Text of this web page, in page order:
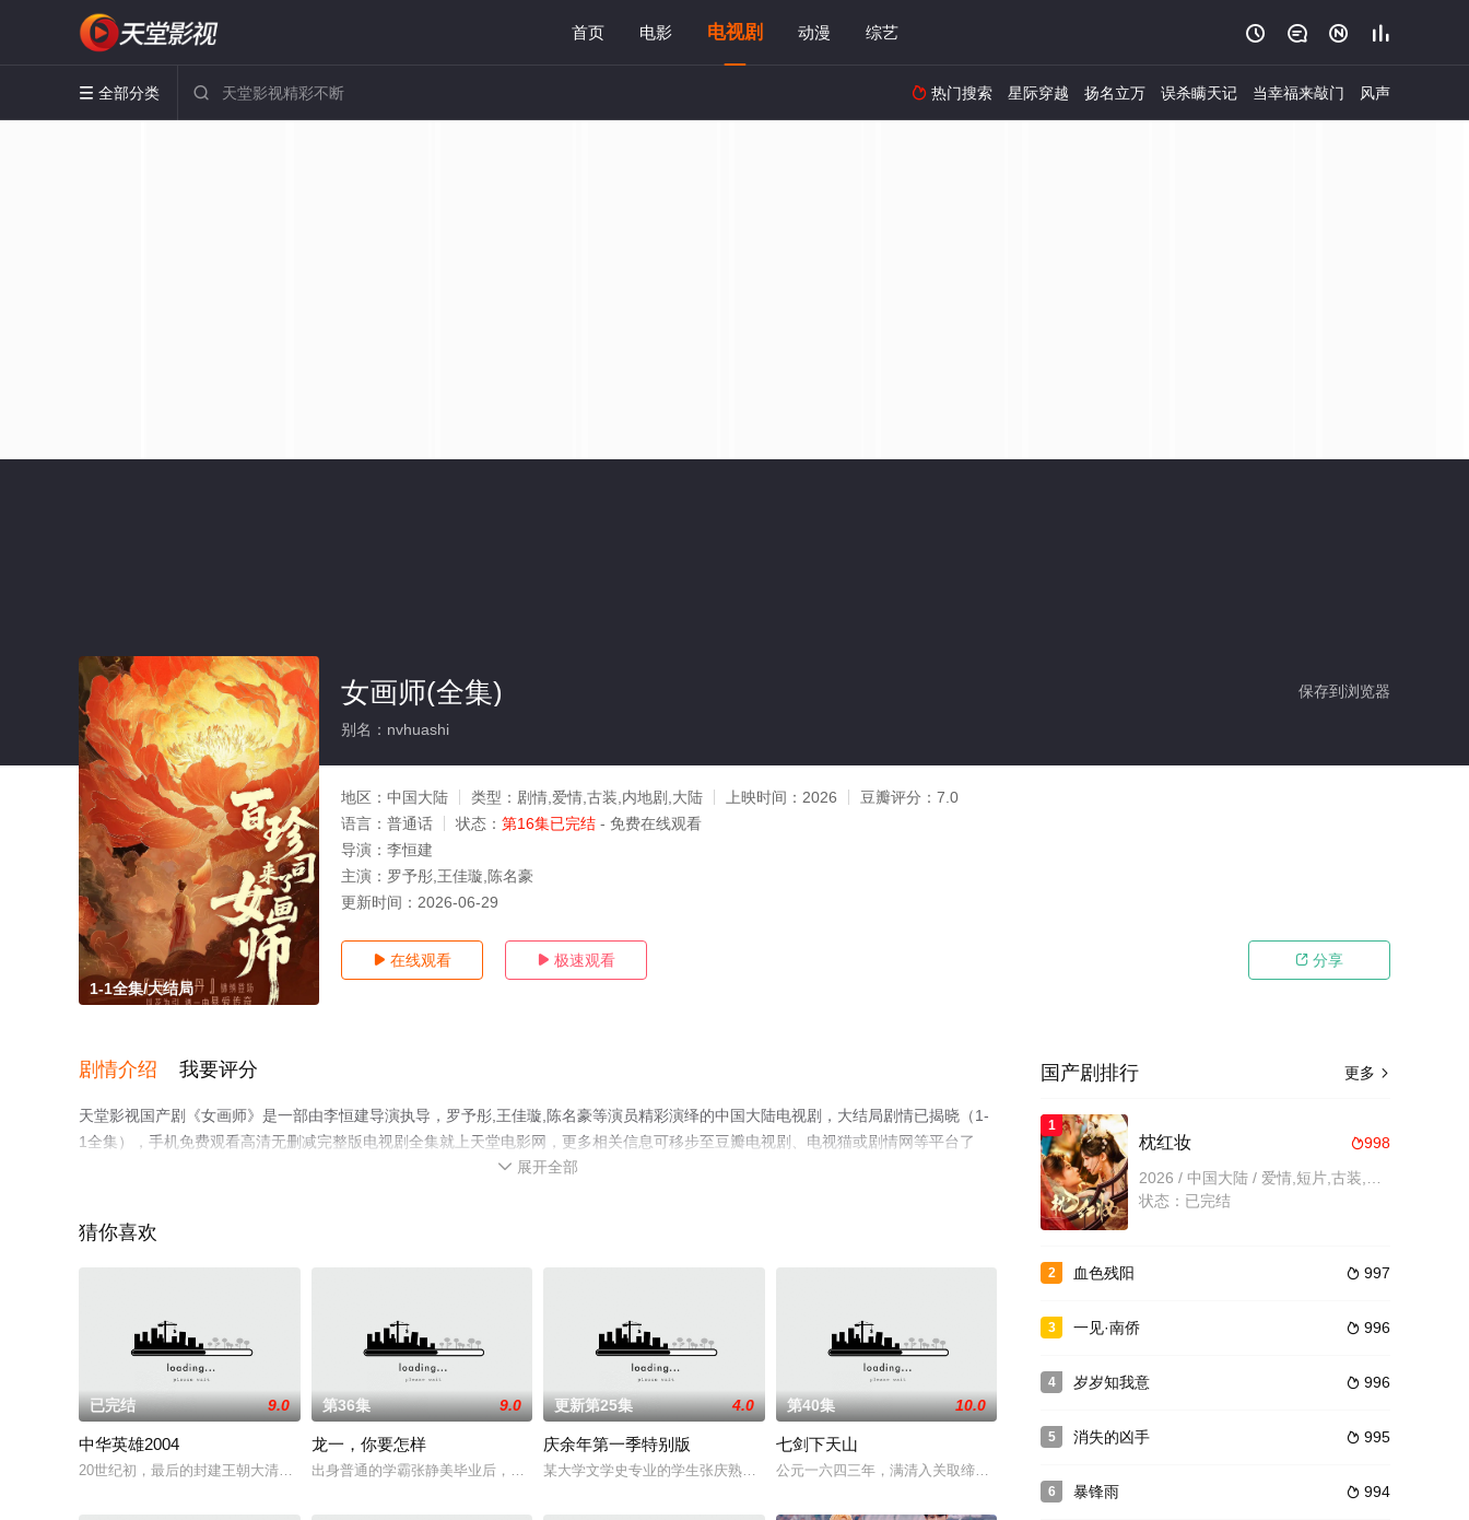
首页 电影 电视剧 动漫 综艺    
 全部分类   热门搜索 星际穿越 扬名立万 误杀瞒天记 当幸福来敲门 风声
1-1全集/大结局
保存到浏览器
女画师(全集)
别名：nvhuashi
地区： 中国大陆 类型： 剧情,爱情,古装,内地剧,大陆 上映时间： 2026 豆瓣评分： 7.0
语言： 普通话 状态： 第16集已完结 - 免费在线观看
导演： 李恒建
主演： 罗予彤,王佳璇,陈名豪
更新时间： 2026-06-29
 在线观看  极速观看  分享
剧情介绍 我要评分
天堂影视国产剧《女画师》是一部由李恒建导演执导，罗予彤,王佳璇,陈名豪等演员精彩演绎的中国大陆电视剧，大结局剧情已揭晓（1-
1全集），手机免费观看高清无删减完整版电视剧全集就上天堂电影网，更多相关信息可移步至豆瓣电视剧、电视猫或剧情网等平台了
 展开全部
猜你喜欢
已完结 9.0
中华英雄2004
20世纪初，最后的封建王朝大清国在华夏大地落下帷幕，然而黎明前的黑暗时期，仍有无数动荡、磨难等在前方。经历了悲惨童年的华英雄
第36集 9.0
龙一，你要怎样
出身普通的学霸张静美毕业后，一边面临着择业压力，一边稀里糊涂与霸道不羁的豪门少爷龙一领证结婚，过上了羡煞旁人“王子与公主的幸
更新第25集 4.0
庆余年第一季特别版
某大学文学史专业的学生张庆熟读古典名著，但他用现代观念剖析古代文学史的论文命题不被叶教授所认可。为了让叶教授成为自己的研究生
第40集 10.0
七剑下天山
公元一六四三年，满清入关取缔政权，为求控制大局，严禁士子结社集会，不许百姓练武，到处搜捕武林高手
更多 
国产剧排行
1
998
枕红妆
状态：已完结
2  997
血色残阳
3  996
一见·南侨
4  996
岁岁知我意
5  995
消失的凶手
6  994
暴锋雨